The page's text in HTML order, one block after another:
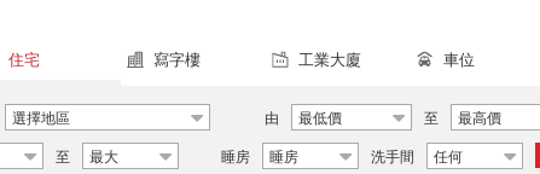
住宅 寫字樓 工業大廈 車位
選擇地區 由 最低價 至 最高價
至 最大 睡房 睡房 洗手間 任何